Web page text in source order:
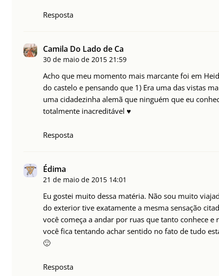
Resposta
Camila Do Lado de Ca
30 de maio de 2015 21:59
Acho que meu momento mais marcante foi em
do castelo e pensando que 1) Era uma das vistas
uma cidadezinha alemã que ninguém que eu
totalmente inacreditável ♥
Resposta
Édima
21 de maio de 2015 14:01
Eu gostei muito dessa matéria. Não sou muito
do exterior tive exatamente a mesma sensação
você começa a andar por ruas que tanto conhece
você fica tentando achar sentido no fato de tudo
🙂
Resposta